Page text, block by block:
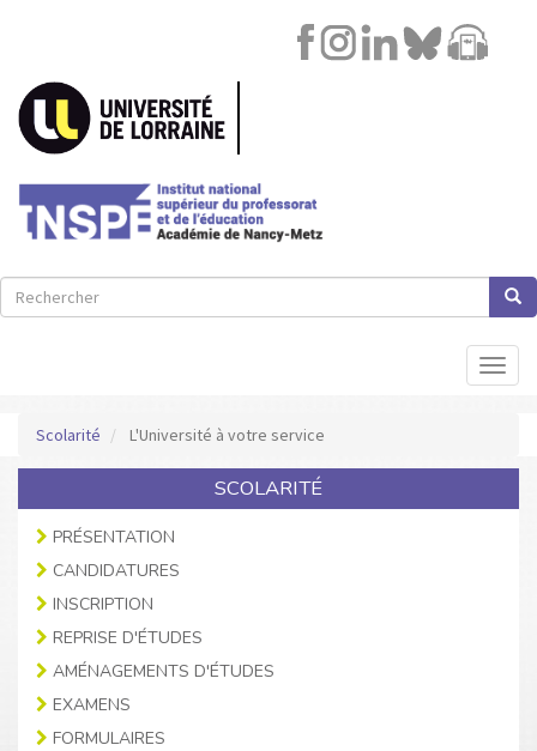
contenu
principal
Image
Lien
Rechercher
Rechercher
Scolarité
L'Université à votre service
SCOLARITÉ
PRÉSENTATION
CANDIDATURES
INSCRIPTION
REPRISE D'ÉTUDES
AMÉNAGEMENTS D'ÉTUDES
EXAMENS
FORMULAIRES